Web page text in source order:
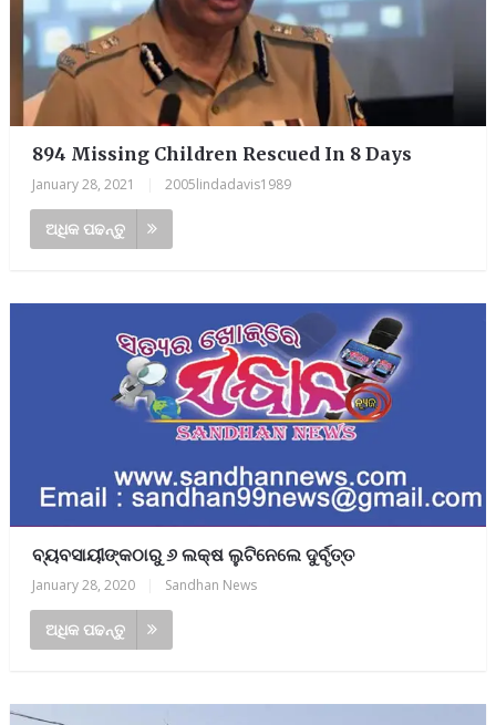
894 Missing Children Rescued In 8 Days
January 28, 2021 2005lindadavis1989
ଅଧିକ ପଢନ୍ତୁ
ବ୍ୟବସାୟୀଙ୍କଠାରୁ ୬ ଲକ୍ଷ ଲୁଟିନେଲେ ଦୁର୍ବୃତ୍ତ
January 28, 2020 Sandhan News
ଅଧିକ ପଢନ୍ତୁ